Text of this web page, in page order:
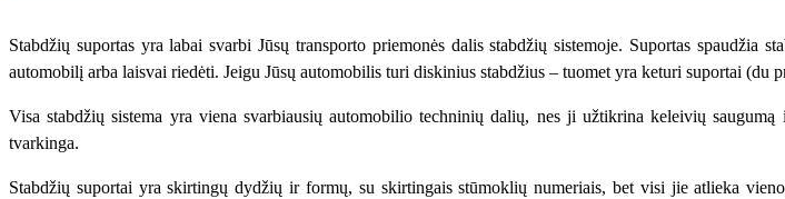
Stabdžių suportas yra labai svarbi Jūsų transporto priemonės dalis stabdžių sistemoje. Suportas
automobilį arba laisvai riedėti. Jeigu Jūsų automobilis turi diskinius stabdžius – tuomet yra keturi suportai (du
Visa stabdžių sistema yra viena svarbiausių automobilio techninių dalių, nes ji užtikrina keleivių
tvarkinga.
Stabdžių suportai yra skirtingų dydžių ir formų, su skirtingais stūmoklių numeriais, bet visi jie atlieka